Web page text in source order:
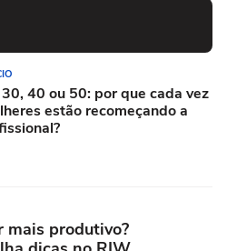
40 ou 50: por que cada vez
estão recomeçando a
mais produtivo?